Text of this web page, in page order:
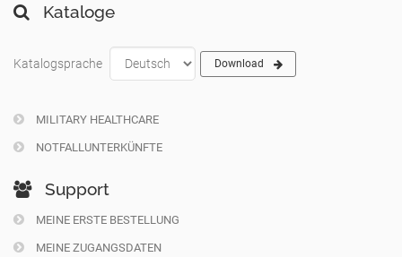
Kataloge
Katalogsprache Download
MILITARY HEALTHCARE
NOTFALLUNTERKÜNFTE
Support
MEINE ERSTE BESTELLUNG
MEINE ZUGANGSDATEN